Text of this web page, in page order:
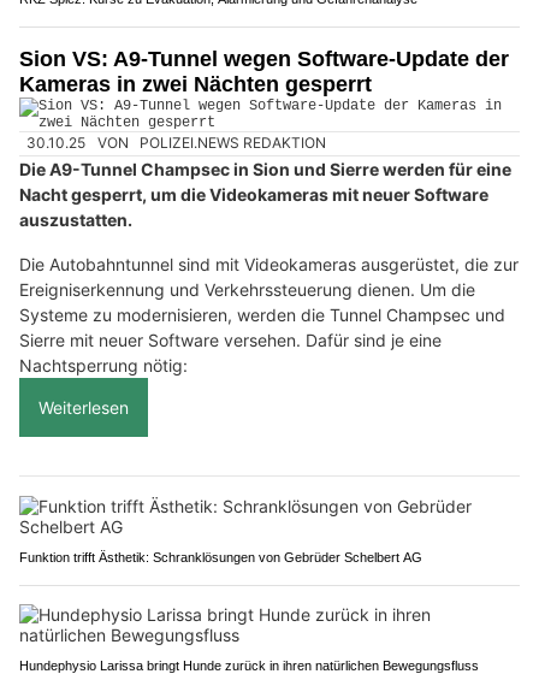
Sion VS: A9-Tunnel wegen Software-Update der
Kameras in zwei Nächten gesperrt
30.10.25 VON POLIZEI.NEWS REDAKTION
Die A9-Tunnel Champsec in Sion und Sierre werden für eine
Nacht gesperrt, um die Videokameras mit neuer Software
auszustatten.
Die Autobahntunnel sind mit Videokameras ausgerüstet, die zur
Ereigniserkennung und Verkehrssteuerung dienen. Um die
Systeme zu modernisieren, werden die Tunnel Champsec und
Sierre mit neuer Software versehen. Dafür sind je eine
Nachtsperrung nötig:
Weiterlesen
Funktion trifft Ästhetik: Schranklösungen von Gebrüder Schelbert AG
Hundephysio Larissa bringt Hunde zurück in ihren natürlichen Bewegungsfluss